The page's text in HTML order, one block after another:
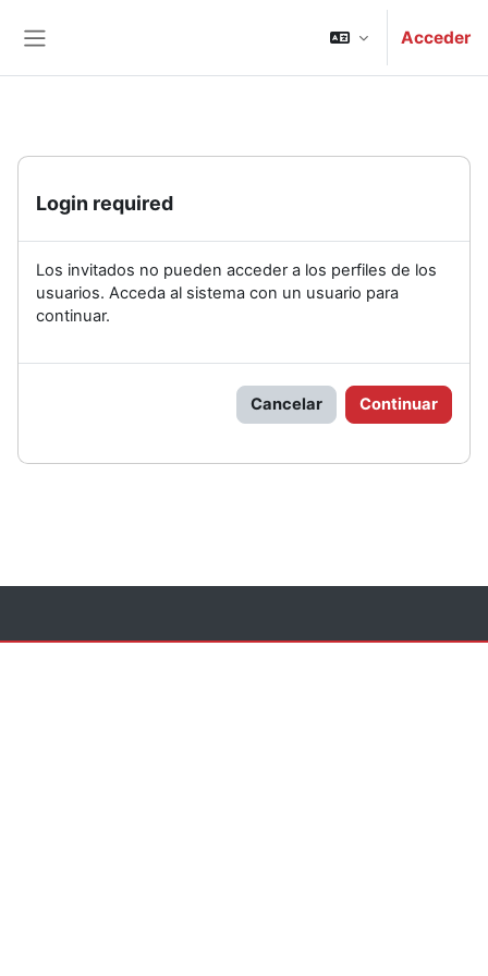
Acceder
Login required
Los invitados no pueden acceder a los perfiles de los
usuarios. Acceda al sistema con un usuario para
continuar.
Cancelar Continuar